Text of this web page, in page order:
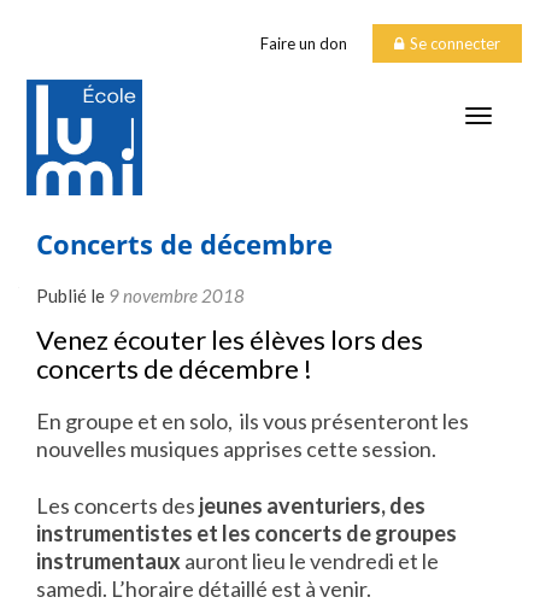
Faire un don Se connecter
Concerts de décembre
Publié le 9 novembre 2018
Venez écouter les élèves lors des
concerts de décembre !
En groupe et en solo, ils vous présenteront les
nouvelles musiques apprises cette session.
Les concerts des jeunes aventuriers, des
instrumentistes et les concerts de groupes
instrumentaux auront lieu le vendredi et le
samedi. L’horaire détaillé est à venir.